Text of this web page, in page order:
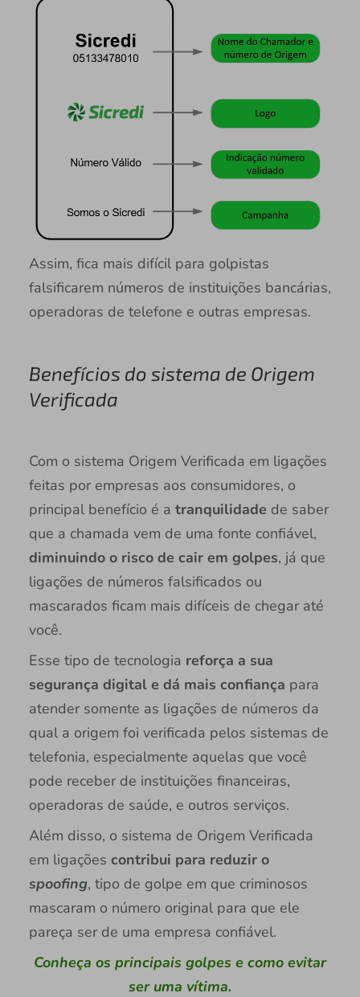
Assim, fica mais difícil para golpistas
falsificarem números de instituições bancárias,
operadoras de telefone e outras empresas.
Benefícios do sistema de Origem
Verificada
Com o sistema Origem Verificada em ligações
feitas por empresas aos consumidores, o
principal benefício é a tranquilidade de saber
que a chamada vem de uma fonte confiável,
diminuindo o risco de cair em golpes, já que
ligações de números falsificados ou
mascarados ficam mais difíceis de chegar até
você.
Esse tipo de tecnologia reforça a sua
segurança digital e dá mais confiança para
atender somente as ligações de números da
qual a origem foi verificada pelos sistemas de
telefonia, especialmente aquelas que você
pode receber de instituições financeiras,
operadoras de saúde, e outros serviços.
Além disso, o sistema de Origem Verificada
em ligações contribui para reduzir o
spoofing, tipo de golpe em que criminosos
mascaram o número original para que ele
pareça ser de uma empresa confiável.
Conheça os principais golpes e como evitar
ser uma vítima.